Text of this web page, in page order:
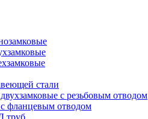
стали
с резьбовым отводом
фланцевым отводом
труб